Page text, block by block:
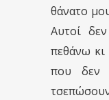
θάνατο
Αυτοί
πεθάνω
που δεν